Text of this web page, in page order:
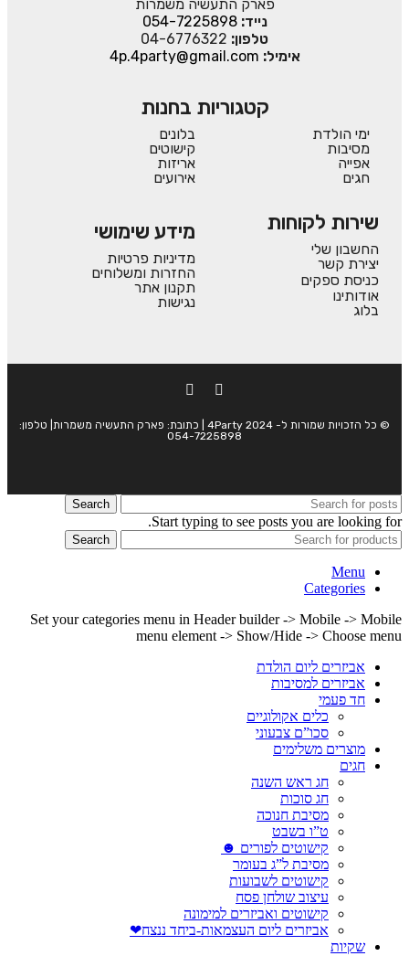
פארק התעשיה משמרות
נייד:054-7225898
טלפון: 04-6776322
אימיל: 4p.4party@gmail.com
קטגוריות בחנות
ימי הולדת
מסיבות
אפייה
חגים
בלונים
קישוטים
אריזות
אירועים
שירות לקוחות
החשבון שלי
יצירת קשר
כניסת ספקים
אודותינו
בלוג
מידע שימושי
מדיניות פרטיות
החזרות ומשלוחים
תקנון אתר
נגישות
© כל הזכויות שמורות ל- 4Party 2024 | כתובת: פארק התעשיה משמרות| טלפון:
054-7225898
Search
Start typing to see posts you are looking for.
Search
Menu
Categories
Set your categories menu in Header builder -> Mobile -> Mobile
menu element -> Show/Hide -> Choose menu
אביזרים ליום הולדת
אביזרים למסיבות
חד פעמי
כלים אקולוגיים
סכו”ם צבעוני
מוצרים משלימים
חגים
חג ראש השנה
חג סוכות
מסיבת חנוכה
ט”ו בשבט
קישוטים לפורים ☻
מסיבת ל”ג בעומר
קישוטים לשבועות
עיצוב שולחן פסח
קישוטים ואביזרים למימונה
אביזרים ליום העצמאות-ביחד ננצח❤
שקיות